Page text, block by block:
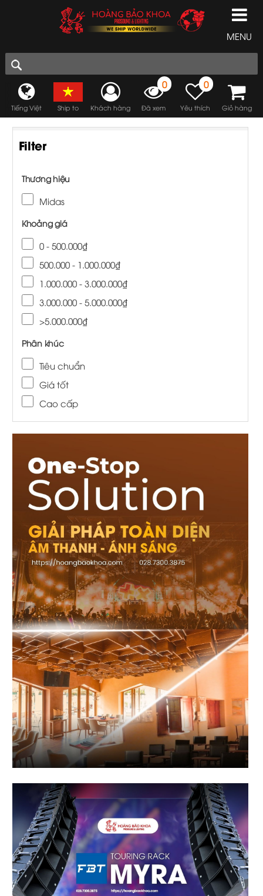
MENU
Tiếng Việt Ship to Khách hàng
0
Đã xem
0
Yêu thích Giỏ hàng
Filter
Thương hiệu
Midas
Khoảng giá
0 - 500.000₫
500.000 - 1.000.000₫
1.000.000 - 3.000.000₫
3.000.000 - 5.000.000₫
>5.000.000₫
Phân khúc
Tiêu chuẩn
Giá tốt
Cao cấp